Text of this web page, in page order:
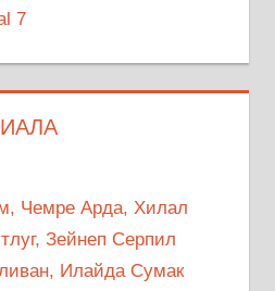
7
Чемре Арда, Хилал
Зейнеп Серпил
Илайда Сумак